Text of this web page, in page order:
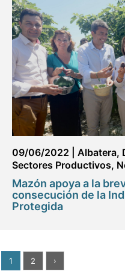
09/06/2022 Albatera,
Sectores Productivos,
Mazón apoya a la
consecución de la
Protegida
1 2 ›